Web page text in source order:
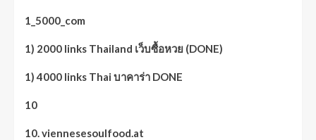
1_5000_com
1) 2000 links Thailand เว็บซื้อหวย (DONE)
1) 4000 links Thai บาคาร่า DONE
10
10. viennesesoulfood.at